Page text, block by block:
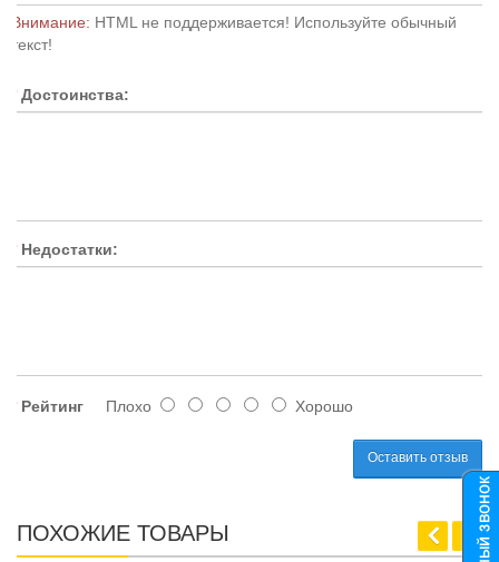
Внимание: HTML не поддерживается! Используйте обычный
текст!
Достоинства:
Недостатки:
Рейтинг Плохо Хорошо
Оставить отзыв
ПОХОЖИЕ ТОВАРЫ